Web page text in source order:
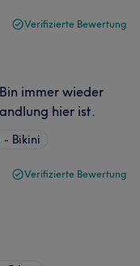
Verifizierte Bewertung
immer wieder
hier ist.
- Bikini
Verifizierte Bewertung